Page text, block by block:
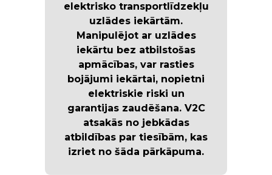
elektrisko transportlīdzekļu
uzlādes iekārtām.
Manipulējot ar uzlādes
iekārtu bez atbilstošas
apmācības, var rasties
bojājumi iekārtai, nopietni
elektriskie riski un
garantijas zaudēšana. V2C
atsakās no jebkādas
atbildības par tiesībām, kas
izriet no šāda pārkāpuma.